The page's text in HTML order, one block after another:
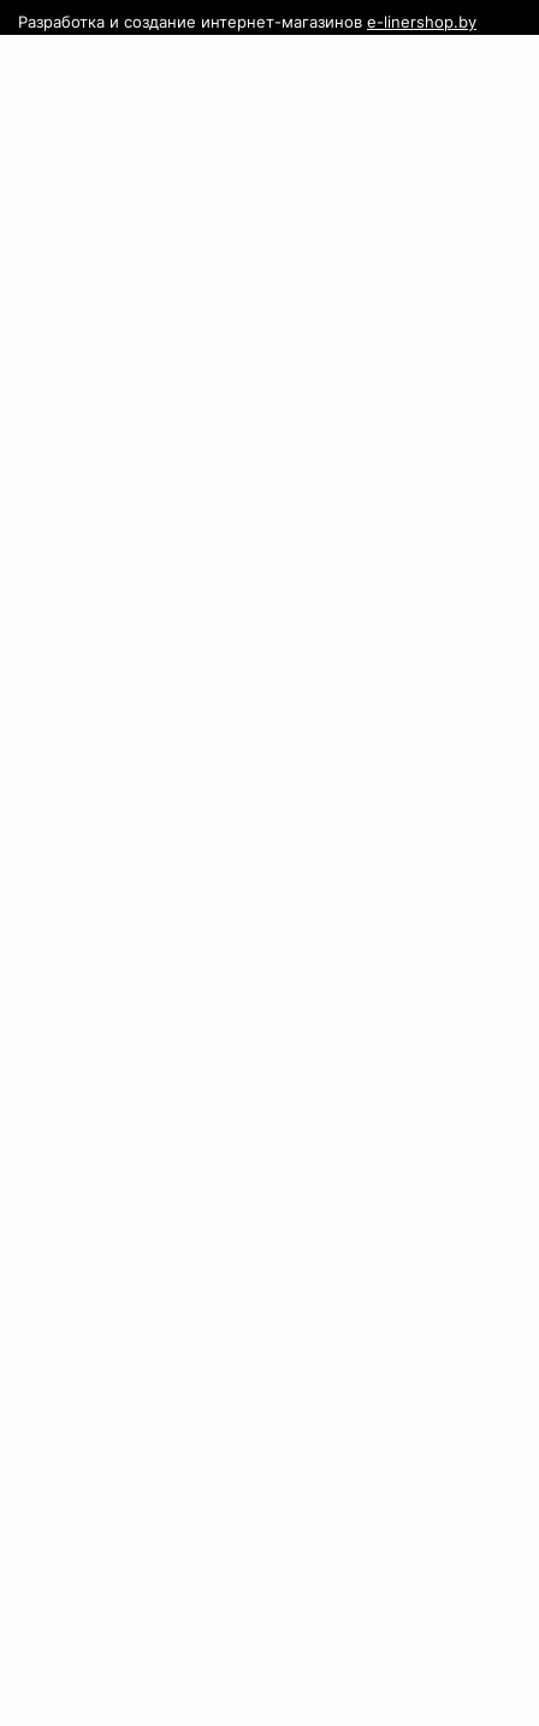
Разработка и создание интернет-магазинов e-linershop.by